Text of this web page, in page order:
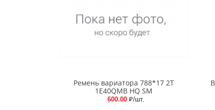
Ремень вариатора 788*17 2T
1E40QMB HQ SM
600.00 ₽/шт.